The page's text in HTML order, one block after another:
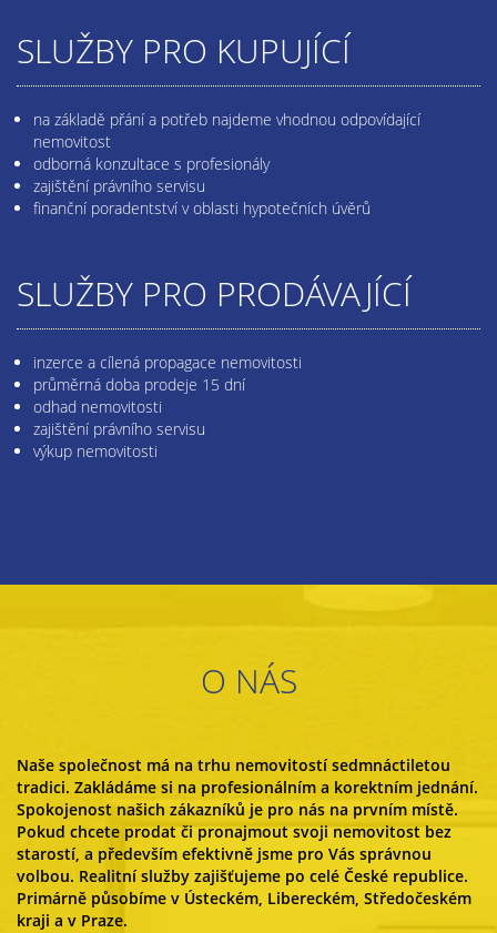
SLUŽBY PRO KUPUJÍCÍ
na základě přání a potřeb najdeme vhodnou odpovídající
nemovitost
odborná konzultace s profesionály
zajištění právního servisu
finanční poradentství v oblasti hypotečních úvěrů
SLUŽBY PRO PRODÁVAJÍCÍ
inzerce a cílená propagace nemovitosti
průměrná doba prodeje 15 dní
odhad nemovitosti
zajištění právního servisu
výkup nemovitosti
O NÁS
Naše společnost má na trhu nemovitostí sedmnáctiletou
tradici. Zakládáme si na profesionálním a korektním jednání.
Spokojenost našich zákazníků je pro nás na prvním místě.
Pokud chcete prodat či pronajmout svoji nemovitost bez
starostí, a především efektivně jsme pro Vás správnou
volbou. Realitní služby zajišťujeme po celé České republice.
Primárně působíme v Ústeckém, Libereckém, Středočeském
kraji a v Praze.